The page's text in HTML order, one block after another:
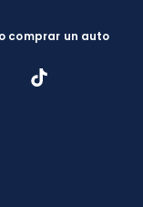
comprar un auto